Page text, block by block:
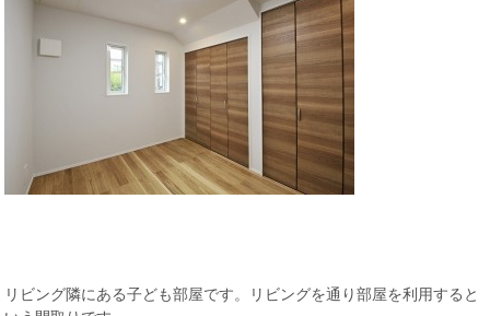
リビング隣にある子ども部屋です。リビングを通り部屋を利用すると